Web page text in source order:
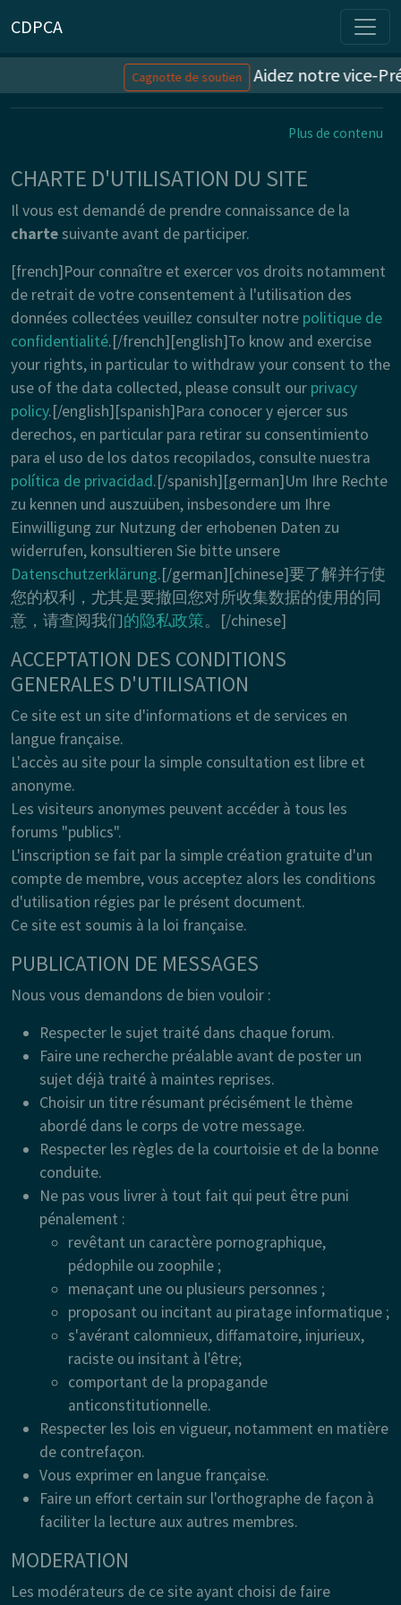
CDPCA
Cagnotte de soutien Aidez notre vice-
Plus de contenu
CHARTE D'UTILISATION DU SITE
Il vous est demandé de prendre connaissance de la
chartesuivante avant de participer.
[french]Pour connaître et exercer vos droits notamment
de retrait de votre consentement à l'utilisation des
données collectées veuillez consulter notre politique de
confidentialité.[/french][english]To know and exercise
your rights, in particular to withdraw your consent to the
use of the data collected, please consult our privacy
policy.[/english][spanish]Para conocer y ejercer sus
derechos, en particular para retirar su consentimiento
para el uso de los datos recopilados, consulte nuestra
política de privacidad.[/spanish][german]Um Ihre Rechte
zu kennen und auszuüben, insbesondere um Ihre
Einwilligung zur Nutzung der erhobenen Daten zu
widerrufen, konsultieren Sie bitte unsere
Datenschutzerklärung.[/german][chinese]要了解并行使
您的权利，尤其是要撤回您对所收集数据的使用的同
意，请查阅我们的隐私政策。[/chinese]
ACCEPTATION DES CONDITIONS
GENERALES D'UTILISATION
Ce site est un site d'informations et de services en
langue française.
L'accès au site pour la simple consultation est libre et
anonyme.
Les visiteurs anonymes peuvent accéder à tous les
forums "publics".
L'inscription se fait par la simple création gratuite d'un
compte de membre, vous acceptez alors les conditions
d'utilisation régies par le présent document.
Ce site est soumis à la loi française.
PUBLICATION DE MESSAGES
Nous vous demandons de bien vouloir :
Respecter le sujet traité dans chaque forum.
Faire une recherche préalable avant de poster un
sujet déjà traité à maintes reprises.
Choisir un titre résumant précisément le thème
abordé dans le corps de votre message.
Respecter les règles de la courtoisie et de la bonne
conduite.
Ne pas vous livrer à tout fait qui peut être puni
pénalement :
revêtant un caractère pornographique,
pédophile ou zoophile ;
menaçant une ou plusieurs personnes ;
proposant ou incitant au piratage informatique ;
s'avérant calomnieux, diffamatoire, injurieux,
raciste ou insitant à l'être;
comportant de la propagande
anticonstitutionnelle.
Respecter les lois en vigueur, notamment en matière
de contrefaçon.
Vous exprimer en langue française.
Faire un effort certain sur l'orthographe de façon à
faciliter la lecture aux autres membres.
MODERATION
Les modérateurs de ce site ayant choisi de faire